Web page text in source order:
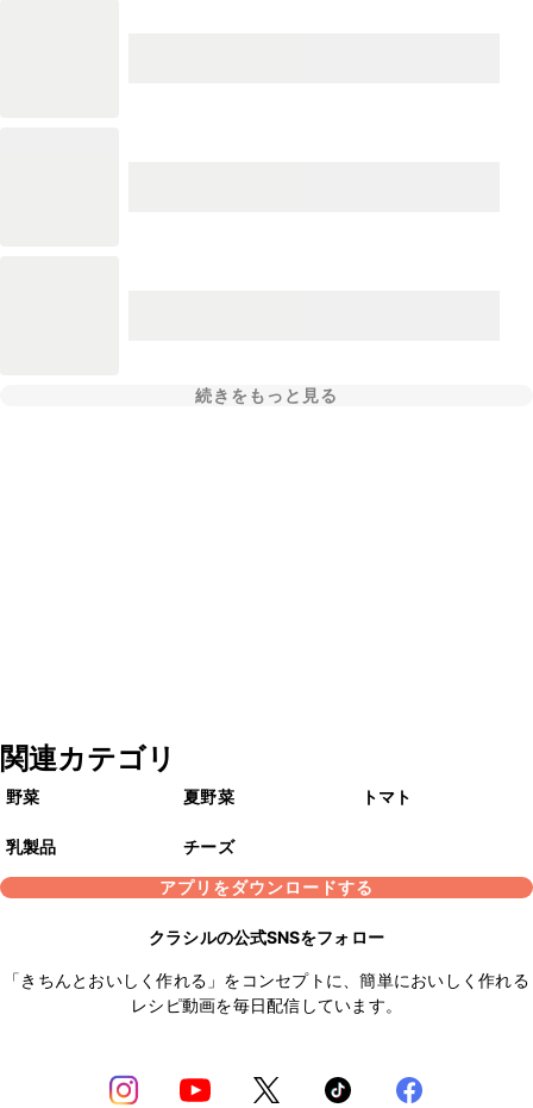
続きをもっと見る
関連カテゴリ
野菜 夏野菜 トマト
乳製品
チーズ
アプリをダウンロードする
クラシルの公式SNSをフォロー
「きちんとおいしく作れる」をコンセプトに、簡単においしく作れる
レシピ動画を毎日配信しています。